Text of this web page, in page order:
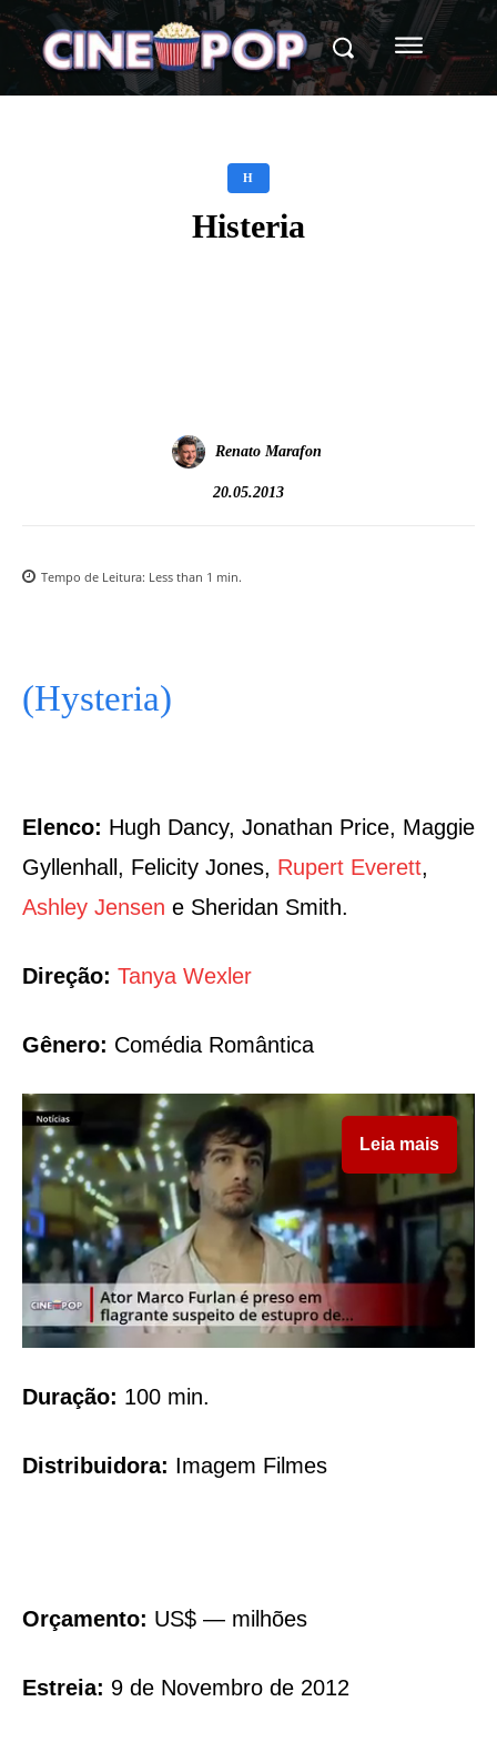
H
Histeria
Renato Marafon
20.05.2013
Tempo de Leitura: Less than 1 min.
(Hysteria)
Elenco: Hugh Dancy, Jonathan Price, Maggie
Gyllenhall, Felicity Jones, Rupert Everett,
Ashley Jensen e Sheridan Smith.
Direção: Tanya Wexler
Gênero: Comédia Romântica
Leia mais
Duração: 100 min.
Distribuidora: Imagem Filmes
Orçamento: US$ — milhões
Estreia: 9 de Novembro de 2012